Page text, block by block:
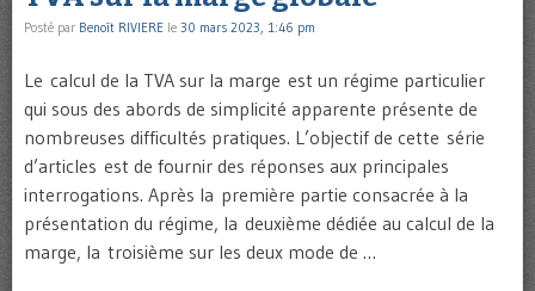
Posté par Benoît RIVIERE le 30 mars 2023, 1:46 pm
Le calcul de la TVA sur la marge est un régime particulier
qui sous des abords de simplicité apparente présente de
nombreuses difficultés pratiques. L’objectif de cette série
d’articles est de fournir des réponses aux principales
interrogations. Après la première partie consacrée à la
présentation du régime, la deuxième dédiée au calcul de la
marge, la troisième sur les deux mode de …